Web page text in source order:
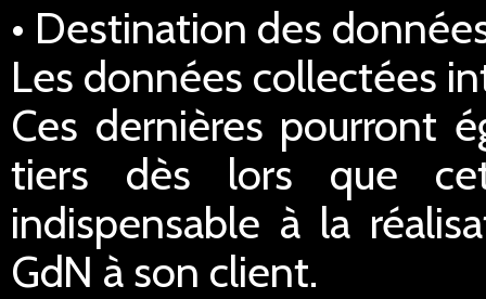
• Destination des
Les données collectées
Ces dernières pourront
tiers dès lors que
indispensable à la
GdN à son client.